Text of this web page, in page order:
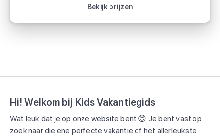
Bekijk prijzen
Bekijk vakantie
Hi! Welkom bij Kids Vakantiegids
Wat leuk dat je op onze website bent 😊 Je bent vast op
zoek naar die ene perfecte vakantie of het allerleukste